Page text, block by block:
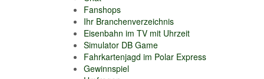
Fanshops
Ihr Branchenverzeichnis
Eisenbahn im TV mit Uhrzeit
Simulator DB Game
Fahrkartenjagd im Polar Express
Gewinnspiel